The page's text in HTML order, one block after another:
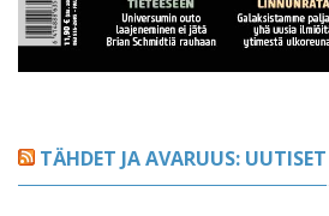
TÄHDET JA AVARUUS: UUTISET